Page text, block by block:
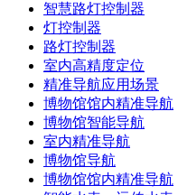
智慧路灯控制器
灯控制器
路灯控制器
室内高精度定位
精准导航应用场景
博物馆馆内精准导航
博物馆智能导航
室内精准导航
博物馆导航
博物馆馆内精准导航